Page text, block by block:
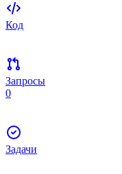
Код
Запросы
0
Задачи